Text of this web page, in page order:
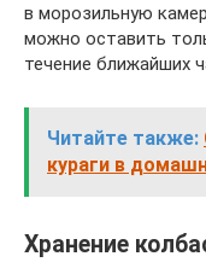
в морозильную
можно оставить
течение ближайших
Читайте также:
кураги в
Хранение